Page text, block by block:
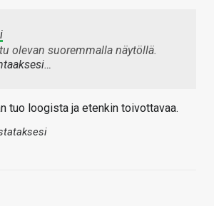
olevan suoremmalla näytöllä.
tuo loogista ja etenkin toivottavaa.